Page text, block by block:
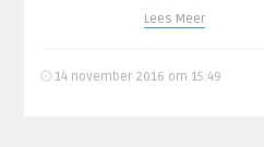
Lees Meer
14 november 2016 om 15:49